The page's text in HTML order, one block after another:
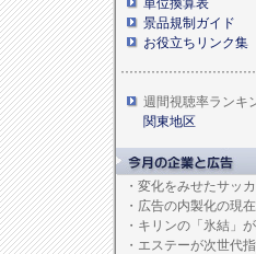
単位換算表
景品規制ガイド
お役立ちリンク集
週間視聴率ランキ
関東地区
・ 変化をみせたサッ
・ 広告の内製化の現
・ キリンの「氷結」
・ エステーが次世代